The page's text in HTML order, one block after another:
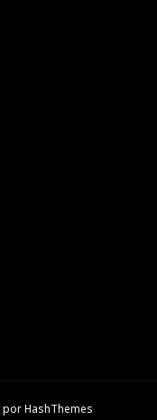
por HashThemes